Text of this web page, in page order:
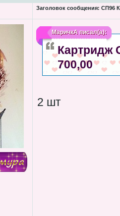
Заголовок сообщения: СП96
МаричкАписал(а):
Картридж
700,00
2 шт